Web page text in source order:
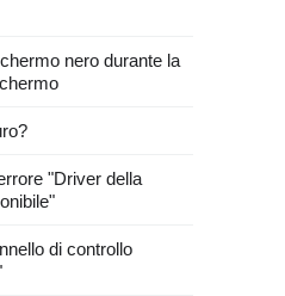
nero durante la
"Driver della
di controllo